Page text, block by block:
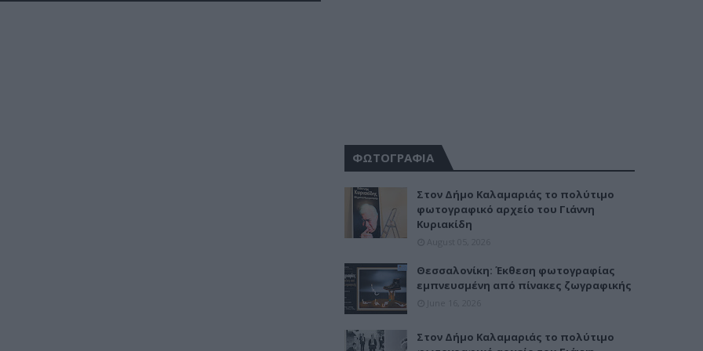
ΦΩΤΟΓΡΑΦΙΑ
Στον Δήμο Καλαμαριάς το πολύτιμο
φωτογραφικό αρχείο του Γιάννη
Κυριακίδη
Θεσσαλονίκη: Έκθεση φωτογραφίας
εμπνευσμένη από πίνακες ζωγραφικής
Στον Δήμο Καλαμαριάς το πολύτιμο